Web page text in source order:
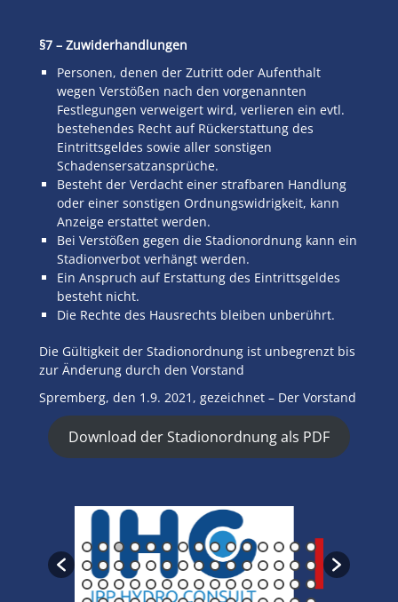
§7 – Zuwiderhandlungen
Personen, denen der Zutritt oder Aufenthalt
wegen Verstößen nach den vorgenannten
Festlegungen verweigert wird, verlieren ein evtl.
bestehendes Recht auf Rückerstattung des
Eintrittsgeldes sowie aller sonstigen
Schadensersatzansprüche.
Besteht der Verdacht einer strafbaren Handlung
oder einer sonstigen Ordnungswidrigkeit, kann
Anzeige erstattet werden.
Bei Verstößen gegen die Stadionordnung kann ein
Stadionverbot verhängt werden.
Ein Anspruch auf Erstattung des Eintrittsgeldes
besteht nicht.
Die Rechte des Hausrechts bleiben unberührt.
Die Gültigkeit der Stadionordnung ist unbegrenzt bis
zur Änderung durch den Vorstand
Spremberg, den 1.9. 2021, gezeichnet – Der Vorstand
Download der Stadionordnung als PDF